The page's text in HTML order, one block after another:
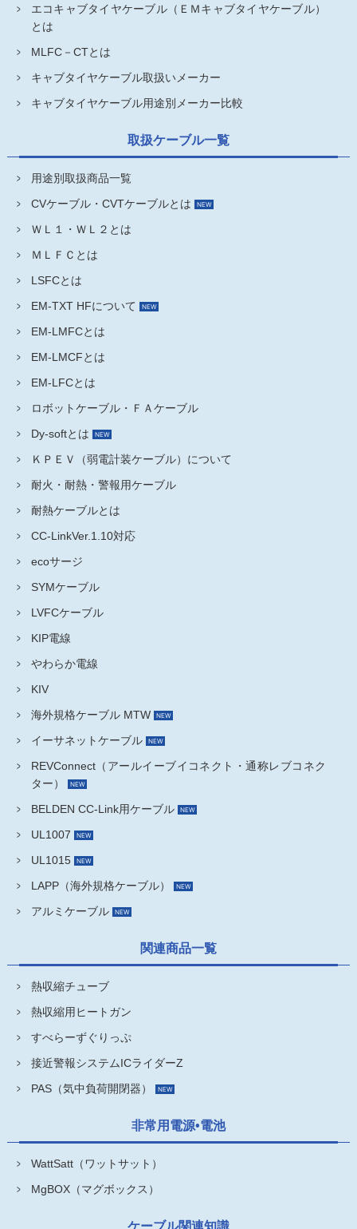
エコキャブタイヤケーブル（ＥＭキャブタイヤケーブル）
とは
MLFC－CTとは
キャブタイヤケーブル取扱いメーカー
キャブタイヤケーブル用途別メーカー比較
取扱ケーブル一覧
用途別取扱商品一覧
CVケーブル・CVTケーブルとは
ＷＬ１・ＷＬ２とは
ＭＬＦＣとは
LSFCとは
EM-TXT HFについて
EM-LMFCとは
EM-LMCFとは
EM-LFCとは
ロボットケーブル・ＦＡケーブル
Dy-softとは
ＫＰＥＶ（弱電計装ケーブル）について
耐火・耐熱・警報用ケーブル
耐熱ケーブルとは
CC-LinkVer.1.10対応
ecoサージ
SYMケーブル
LVFCケーブル
KIP電線
やわらか電線
KIV
海外規格ケーブル MTW
イーサネットケーブル
REVConnect（アールイーブイコネクト・通称レブコネク
ター）
BELDEN CC-Link用ケーブル
UL1007
UL1015
LAPP（海外規格ケーブル）
アルミケーブル
関連商品一覧
熱収縮チューブ
熱収縮用ヒートガン
すべらーずぐりっぷ
接近警報システムICライダーZ
PAS（気中負荷開閉器）
非常用電源•電池
WattSatt（ワットサット）
MgBOX（マグボックス）
ケーブル関連知識